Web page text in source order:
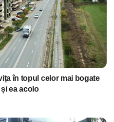
în topul celor mai bogate
ea acolo